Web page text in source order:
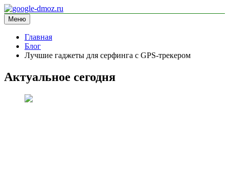
Перейти
к
содержимому
google-dmoz.ru
информационный сайт
Меню
Главная
Блог
Лучшие гаджеты для серфинга с GPS-трекером
Актуальное сегодня